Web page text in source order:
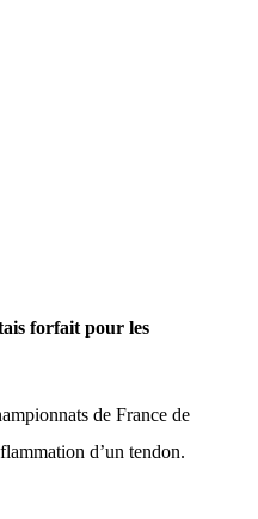
forfait pour les
de France de
d’un tendon.